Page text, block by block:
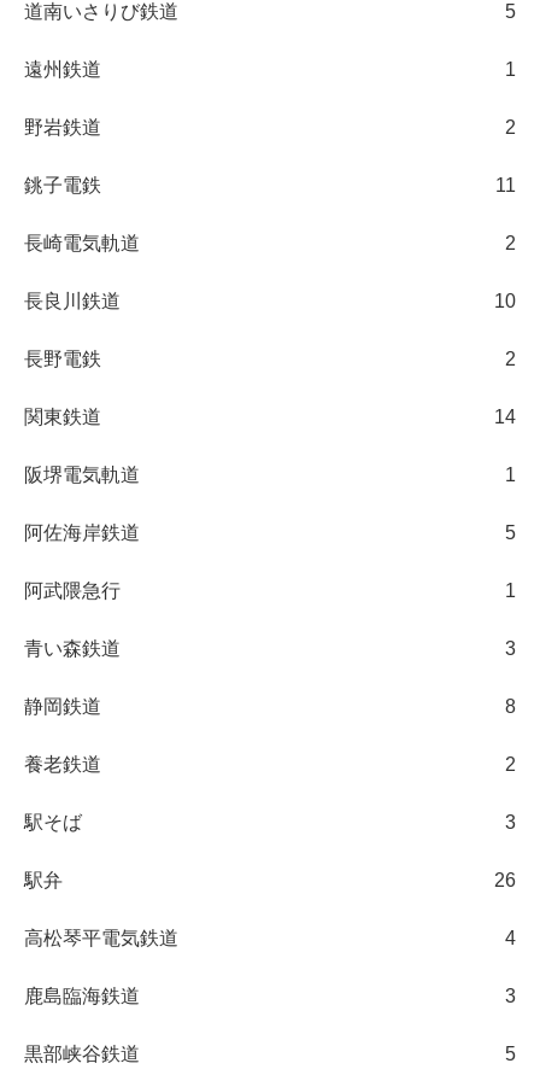
道南いさりび鉄道 5
遠州鉄道 1
野岩鉄道 2
銚子電鉄 11
長崎電気軌道 2
長良川鉄道 10
長野電鉄 2
関東鉄道 14
阪堺電気軌道 1
阿佐海岸鉄道 5
阿武隈急行 1
青い森鉄道 3
静岡鉄道 8
養老鉄道 2
駅そば 3
駅弁 26
高松琴平電気鉄道 4
鹿島臨海鉄道 3
黒部峡谷鉄道 5